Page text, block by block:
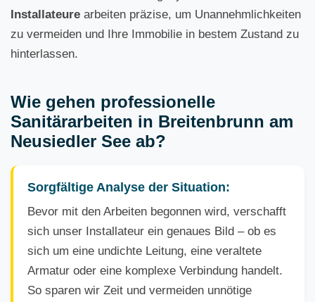
Installateure arbeiten präzise, um Unannehmlichkeiten
zu vermeiden und Ihre Immobilie in bestem Zustand zu
hinterlassen.
Wie gehen professionelle
Sanitärarbeiten in Breitenbrunn am
Neusiedler See ab?
Sorgfältige Analyse der Situation:
Bevor mit den Arbeiten begonnen wird, verschafft
sich unser Installateur ein genaues Bild – ob es
sich um eine undichte Leitung, eine veraltete
Armatur oder eine komplexe Verbindung handelt.
So sparen wir Zeit und vermeiden unnötige